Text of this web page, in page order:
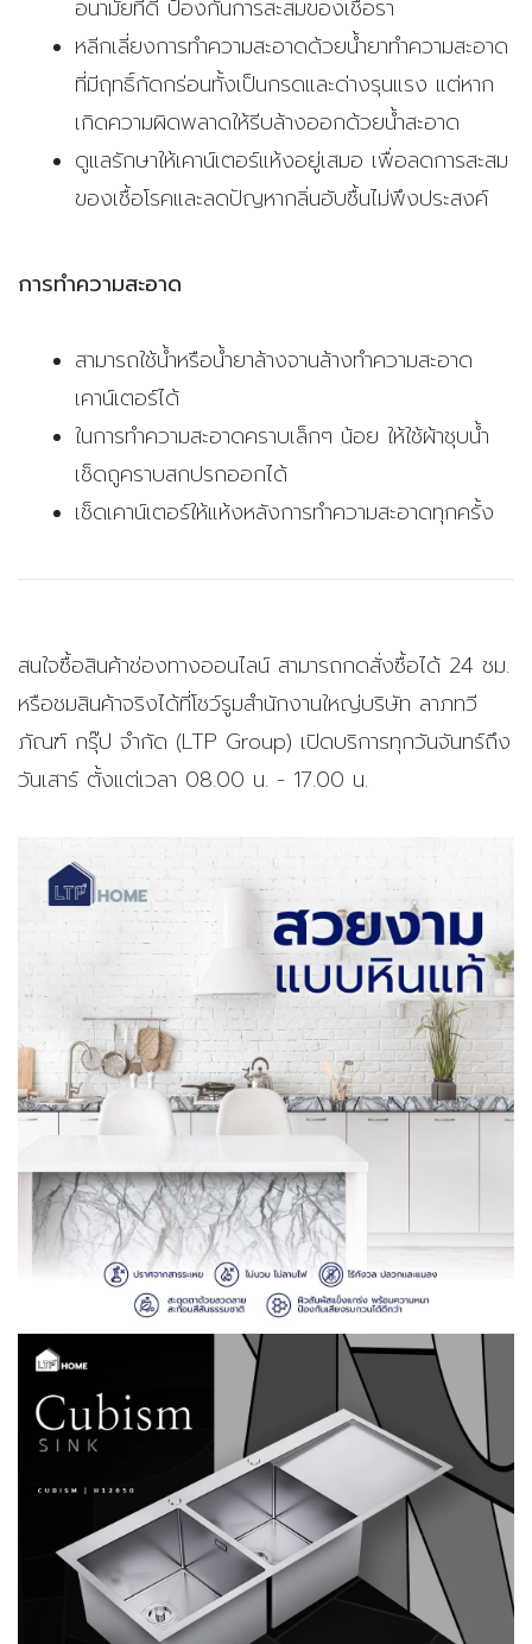
อนามัยที่ดี ป้องกันการสะสมของเชื้อรา
หลีกเลี่ยงการทำความสะอาดด้วยน้ำยาทำความสะอาด
ที่มีฤทธิ์กัดกร่อนทั้งเป็นกรดและด่างรุนแรง แต่หาก
เกิดความผิดพลาดให้รีบล้างออกด้วยน้ำสะอาด
ดูแลรักษาให้เคาน์เตอร์แห้งอยู่เสมอ เพื่อลดการสะสม
ของเชื้อโรคและลดปัญหากลิ่นอับชื้นไม่พึงประสงค์
การทำความสะอาด
สามารถใช้น้ำหรือน้ำยาล้างจานล้างทำความสะอาด
เคาน์เตอร์ได้
ในการทำความสะอาดคราบเล็กๆ น้อย ให้ใช้ผ้าชุบน้ำ
เช็ดถูคราบสกปรกออกได้
เช็ดเคาน์เตอร์ให้แห้งหลังการทำความสะอาดทุกครั้ง
สนใจซื้อสินค้าช่องทางออนไลน์ สามารถกดสั่งซื้อได้ 24 ชม.
หรือชมสินค้าจริงได้ที่โชว์รูมสำนักงานใหญ่บริษัท ลาภทวี
ภัณฑ์ กรุ๊ป จำกัด (LTP Group) เปิดบริการทุกวันจันทร์ถึง
วันเสาร์ ตั้งแต่เวลา 08.00 น. - 17.00 น.